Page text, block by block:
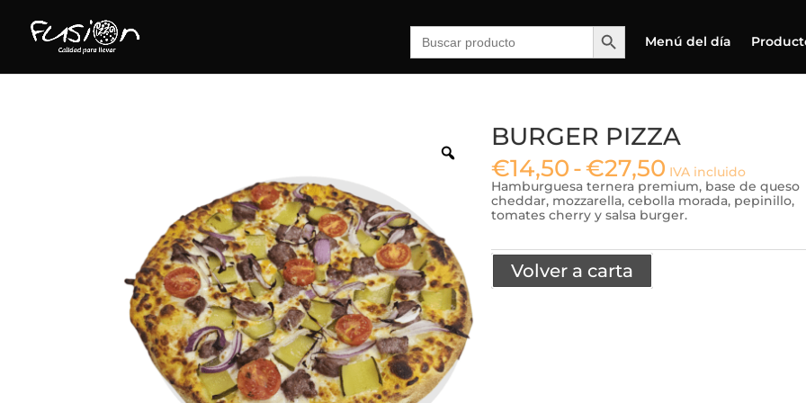
Buscar: Botón de búsqueda
Menú del día
BURGER PIZZA
€14,50-€27,50Rango
de
precios:
desde
€14,50
€27,50
IVA incluido
Hamburguesa ternera premium, base de queso
cheddar, mozzarella, cebolla morada, pepinillo,
tomates cherry y salsa burger.
Volver a carta